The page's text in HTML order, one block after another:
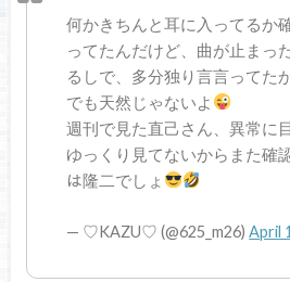
何かきちんと耳に入ってるか
ってたんだけど、曲が止まっ
るしで、多分独り言言ってた
でも天然じゃないよ
週刊で見た直己さん、異常に
ゆっくり見てないからまた確
は隆二でしょ
— ♡KAZU♡ (@625_m26)April